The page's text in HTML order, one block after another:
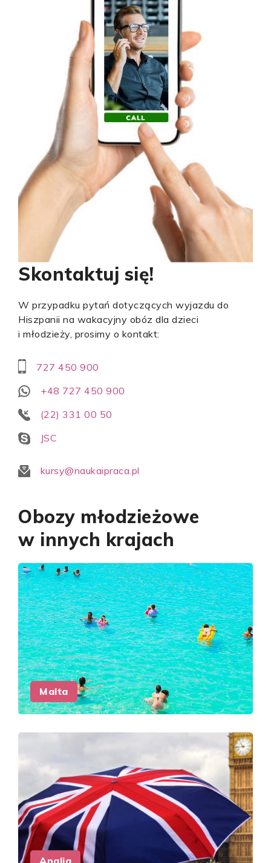
Skontaktuj się!
W przypadku pytań dotyczących wyjazdu do
Hiszpanii na wakacyjny obóz dla dzieci
i młodzieży, prosimy o kontakt:
727 450 900
+48 727 450 900
(22) 331 00 50
JSC
kursy@naukaipraca.pl
Obozy młodzieżowe
w innych krajach
Malta
Anglia